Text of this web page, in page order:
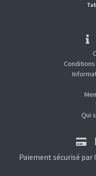
Qui
Paiement sécurisé par